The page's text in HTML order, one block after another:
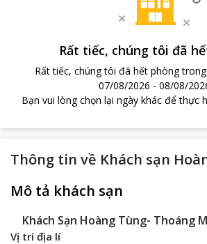
Rất tiếc, chúng tôi đã
Rất tiếc, chúng tôi đã hết phòng
07/08/2026 - 08/08/
Bạn vui lòng chọn lại ngày khác để thực
Thông tin về Khách sạn
Mô tả khách sạn
Khách Sạn Hoàng Tùng- Thoáng
Vị trí địa lí